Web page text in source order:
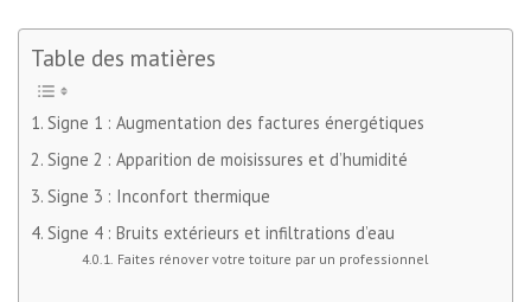
Table des matières
Signe 1 : Augmentation des factures énergétiques
Signe 2 : Apparition de moisissures et d’humidité
Signe 3 : Inconfort thermique
Signe 4 : Bruits extérieurs et infiltrations d’eau
Faites rénover votre toiture par un professionnel